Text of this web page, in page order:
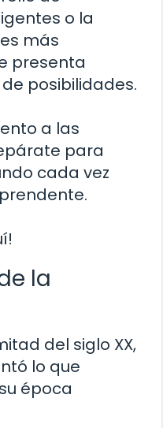
o la
más
presenta
posibilidades.
a las
para
cada vez
la
del siglo XX,
lo que
época